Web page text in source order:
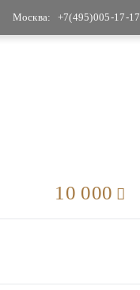
Москва: +7(495)005-17-17
10 000